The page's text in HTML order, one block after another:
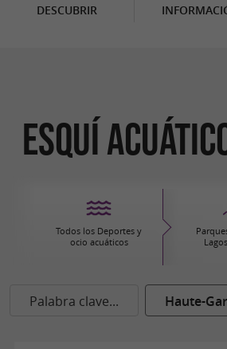
DESCUBRIR
Esquí
Todos los Deportes y
ocio acuáticos
Palabra clave... Haute-